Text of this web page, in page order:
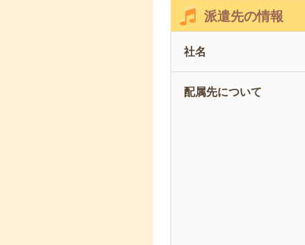
派遣先の情報
社名
配属先について